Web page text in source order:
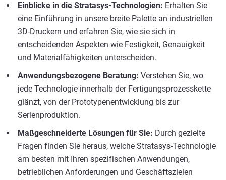
Einblicke in die Stratasys-Technologien: Erhalten Sie
eine Einführung in unsere breite Palette an industriellen
3D-Druckern und erfahren Sie, wie sie sich in
entscheidenden Aspekten wie Festigkeit, Genauigkeit
und Materialfähigkeiten unterscheiden.
Anwendungsbezogene Beratung: Verstehen Sie, wo
jede Technologie innerhalb der Fertigungsprozesskette
glänzt, von der Prototypenentwicklung bis zur
Serienproduktion.
Maßgeschneiderte Lösungen für Sie: Durch gezielte
Fragen finden Sie heraus, welche Stratasys-Technologie
am besten mit Ihren spezifischen Anwendungen,
betrieblichen Anforderungen und Geschäftszielen